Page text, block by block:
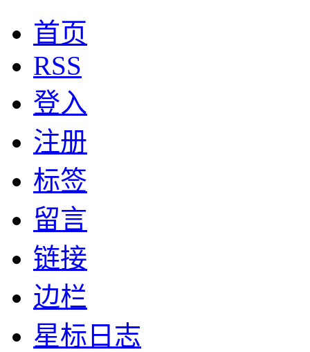
首页
RSS
登入
注册
标签
留言
链接
边栏
星标日志